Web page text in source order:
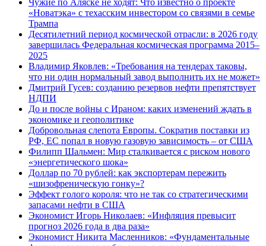
«Новатэка» с техасским инвестором со связями в семье
Трампа
Десятилетний период космической отрасли: в 2026 году
завершилась Федеральная космическая программа 2015–
2025
Владимир Яковлев: «Требования на тендерах таковы,
что ни один нормальный завод выполнить их не может»
Дмитрий Гусев: созданию резервов нефти препятствует
НДПИ
До и после войны с Ираном: каких изменений ждать в
экономике и геополитике
Добровольная слепота Европы. Сократив поставки из
РФ, ЕС попал в новую газовую зависимость – от США
Филипп Шальмен: Мир сталкивается с риском нового
«энергетического шока»
Доллар по 70 рублей: как экспортерам пережить
«шизофреническую гонку»?
Эффект голого короля: что не так со стратегическими
запасами нефти в США
Экономист Игорь Николаев: «Инфляция превысит
прогноз 2026 года в два раза»
Экономист Никита Масленников: «Фундаментальные